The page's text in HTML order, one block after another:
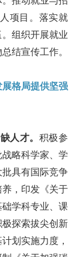
项目。落实就
组织开展就业
结宣传工作。
格局提供坚强
人才。 积极参
略科学家、学
具有国际竞争
，印发《关于
学科专业、课
探索拔尖创新
划实施力度，